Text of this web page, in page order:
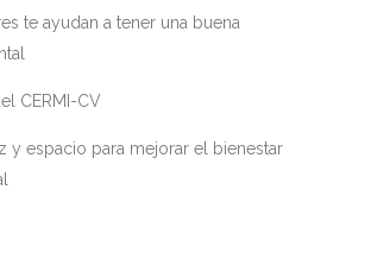
te ayudan a tener una buena
CERMI-CV
y espacio para mejorar el bienestar